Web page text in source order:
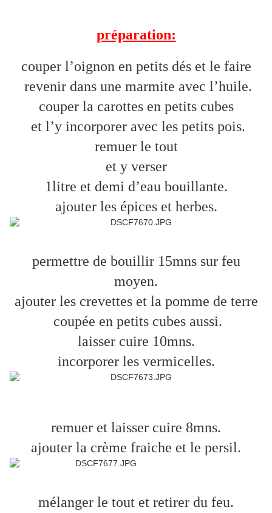
préparation:
couper l’oignon en petits dés et le faire
revenir dans une marmite avec l’huile.
couper la carottes en petits cubes
et l’y incorporer avec les petits pois.
remuer le tout
et y verser
1litre et demi d’eau bouillante.
ajouter les épices et herbes.
permettre de bouillir 15mns sur feu
moyen.
ajouter les crevettes et la pomme de terre
coupée en petits cubes aussi.
laisser cuire 10mns.
incorporer les vermicelles.
remuer et laisser cuire 8mns.
ajouter la crème fraiche et le persil.
mélanger le tout et retirer du feu.